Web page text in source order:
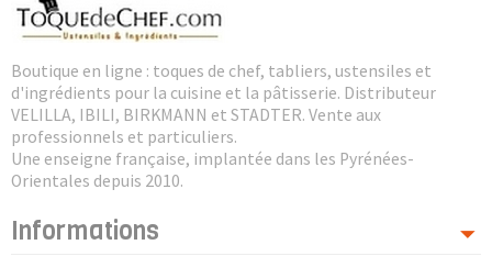
Boutique en ligne : toques de chef, tabliers, ustensiles et
d'ingrédients pour la cuisine et la pâtisserie. Distributeur
VELILLA, IBILI, BIRKMANN et STADTER. Vente aux
professionnels et particuliers.
Une enseigne française, implantée dans les Pyrénées-
Orientales depuis 2010.
Informations